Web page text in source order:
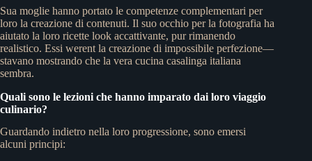
Sua moglie hanno portato le competenze complementari per
loro la creazione di contenuti. Il suo occhio per la fotografia ha
aiutato la loro ricette look accattivante, pur rimanendo
realistico. Essi werent la creazione di impossibile perfezione—
stavano mostrando che la vera cucina casalinga italiana
sembra.
Quali sono le lezioni che hanno imparato dai loro viaggio
culinario?
Guardando indietro nella loro progressione, sono emersi
alcuni principi: